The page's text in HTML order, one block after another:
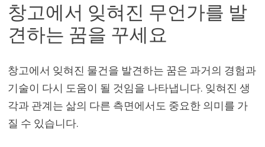
창고에서 잊혀진 무언가를 발
견하는 꿈을 꾸세요
창고에서 잊혀진 물건을 발견하는 꿈은 과거의 경험과
기술이 다시 도움이 될 것임을 나타냅니다. 잊혀진 생
각과 관계는 삶의 다른 측면에서도 중요한 의미를 가
질 수 있습니다.